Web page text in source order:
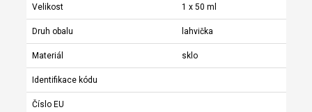
Velikost 1 x 50 ml
Druh obalu lahvička
Materiál sklo
Identifikace kódu
Číslo EU